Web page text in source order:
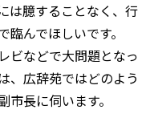
は臆することなく、行
んでほしいです。
ビなどで大問題となっ
、広辞苑ではどのよう
長に伺います。